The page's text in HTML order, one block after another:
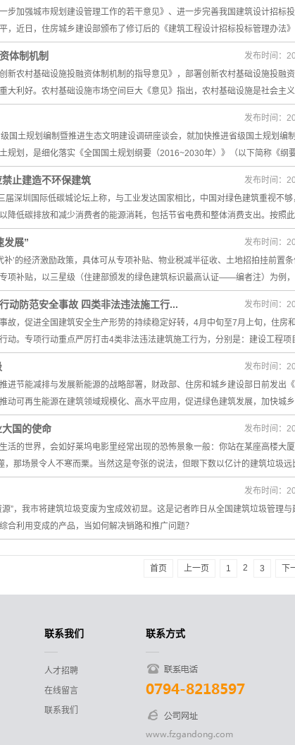
步加强城市规划建设管理工作的若干意见》、进一步完善我国建筑设计招标投
，近日，住房城乡建设部颁布了修订后的《建筑工程设计招标投标管理办法
体制机制
新农村基础设施投融资体制机制的指导意见》，部署创新农村基础设施投融
大利好。农村基础设施市场空间巨大《意见》指出，农村基础设施是社会主义
发布时间：
国土规划编制暨推进生态文明建设调研座谈会，就加快推进省级国土规划编
规划，是细化落实《全国国土规划纲要（2016~2030年）》（以下简称《纲
发布时间：
止建造不环保建筑
届深圳国际低碳城论坛上称，与工业发达国家相比，中国对绿色建筑重视不
降低碳排放和减少消费者的能源消耗，包括节省电费和整体消费支出。按照
发布时间：
发展”
补’的经济激励政策，具体可从专项补贴、物业税减半征收、土地招拍挂前置
项补贴，以三星级（住建部颁发的绿色建筑标识最高认证——编者注）为例
发布时间：
动防范安全事故 四类非法违法施工行...
故，促进全国建筑安全生产形势的持续稳定好转，4月中旬至7月上旬，住房
动。专项行动重点严厉打击4类非法违法建筑施工行为，分别是：建设工程项
发布时间：
进节能减排与发展新能源的战略部署，财政部、住房和城乡建设部日前发出
动可再生能源在建筑领域规模化、高水平应用，促进绿色建筑发展，加快城乡
发布时间：
国的使命
活的世界，会如好莱坞电影里经常出现的恐怖景象一般：你站在某座高楼大
，那场景令人不寒而栗。当然这是夸张的说法，但眼下数以亿计的建筑垃圾远
发布时间：
”，我市将建筑垃圾变废为宝成效初显。这是记者昨日从全国建筑垃圾管理
合利用变成的产品，当如何解决销路和推广问题？
发布时间：
首页 上一页 1 2 3 下
联系我们
人才招聘
在线留言
联系我们
联系方式